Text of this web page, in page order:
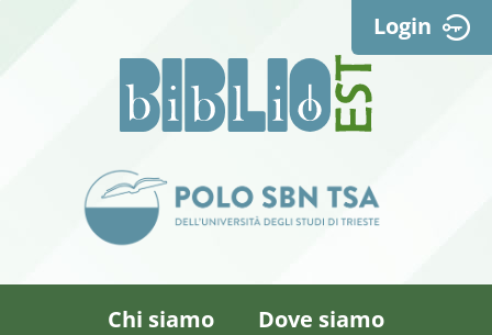
Login
Chi siamo Dove siamo